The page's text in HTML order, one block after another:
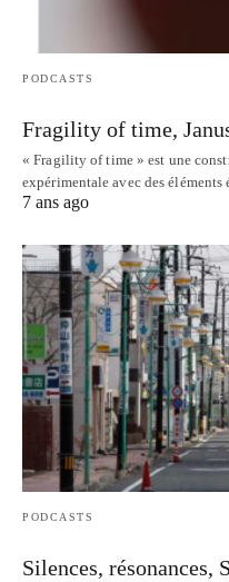
PODCASTS
Fragility of time,
« Fragility of time » est une
expérimentale avec des
7 ans ago
PODCASTS
Silences, résonances,